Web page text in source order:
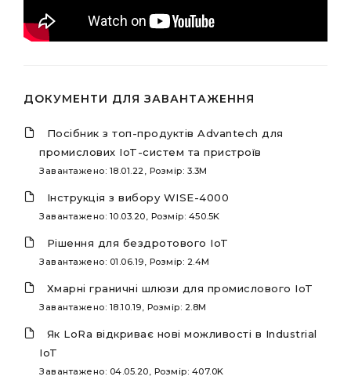
ДОКУМЕНТИ ДЛЯ ЗАВАНТАЖЕННЯ
Посібник з топ-продуктів Advantech для
промислових IoT-систем та пристроїв
Завантажено: 18.01.22, Розмір: 3.3M
Інструкція з вибору WISE-4000
Завантажено: 10.03.20, Розмір: 450.5K
Рішення для бездротового IoT
Завантажено: 01.06.19, Розмір: 2.4M
Хмарні граничні шлюзи для промислового IoT
Завантажено: 18.10.19, Розмір: 2.8M
Як LoRa відкриває нові можливості в Industrial
IoT
Завантажено: 04.05.20, Розмір: 407.0K